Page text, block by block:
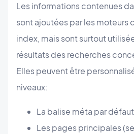
Les informations contenues
sont ajoutées par les moteurs
index, mais sont surtout
résultats des recherches
Elles peuvent être
niveaux:
La balise méta par
Les pages principales